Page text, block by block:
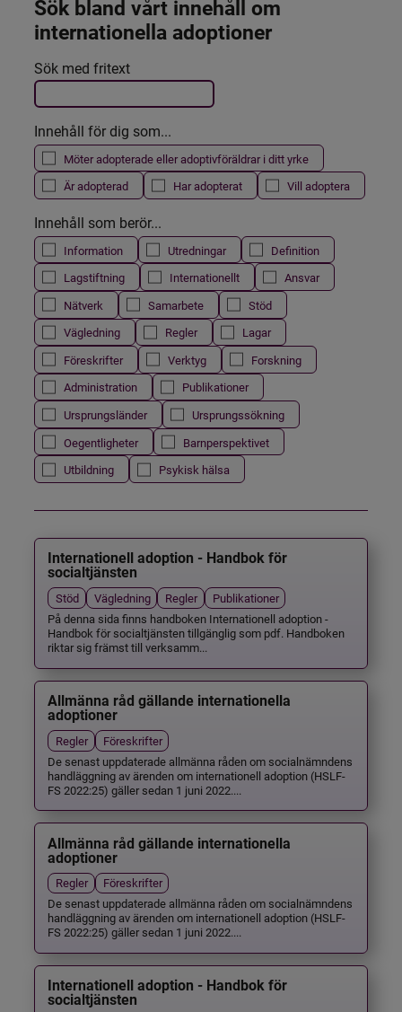
Sök bland vårt innehåll om
internationella adoptioner
Filtrera resultatet
Det här formuläret postas automatiskt
Sök med fritext
Innehåll för dig som...
Möter adopterade eller adoptivföräldrar i ditt yrke
Är adopterad
Har adopterat Vill adoptera
Innehåll som berör...
Information Utredningar
Definition
Lagstiftning
Internationellt
Ansvar
Nätverk
Samarbete
Stöd
Vägledning
Regler
Lagar
Föreskrifter
Verktyg
Forskning
Administration
Publikationer
Ursprungsländer
Ursprungssökning
Oegentligheter
Barnperspektivet
Utbildning
Psykisk hälsa
Internationell adoption - Handbok för
socialtjänsten
Stöd Vägledning Regler
Publikationer
På denna sida finns handboken Internationell adoption -
Handbok för socialtjänsten tillgänglig som pdf. Handboken
riktar sig främst till verksamm...
Allmänna råd gällande internationella
adoptioner
Regler
Föreskrifter
De senast uppdaterade allmänna råden om socialnämndens
handläggning av ärenden om internationell adoption (HSLF-
FS 2022:25) gäller sedan 1 juni 2022....
Allmänna råd gällande internationella
adoptioner
Regler
Föreskrifter
De senast uppdaterade allmänna råden om socialnämndens
handläggning av ärenden om internationell adoption (HSLF-
FS 2022:25) gäller sedan 1 juni 2022....
Internationell adoption - Handbok för
socialtjänsten